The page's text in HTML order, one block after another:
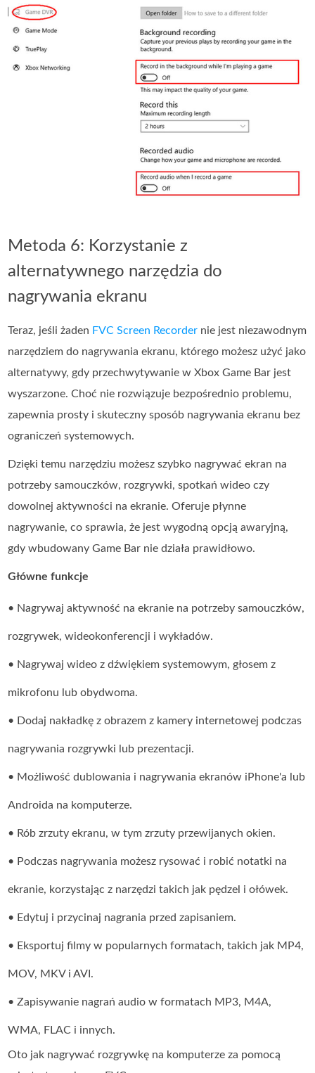
Metoda 6: Korzystanie z
alternatywnego narzędzia do
nagrywania ekranu
Teraz, jeśli żaden FVC Screen Recorder nie jest niezawodnym
narzędziem do nagrywania ekranu, którego możesz użyć jako
alternatywy, gdy przechwytywanie w Xbox Game Bar jest
wyszarzone. Choć nie rozwiązuje bezpośrednio problemu,
zapewnia prosty i skuteczny sposób nagrywania ekranu bez
ograniczeń systemowych.
Dzięki temu narzędziu możesz szybko nagrywać ekran na
potrzeby samouczków, rozgrywki, spotkań wideo czy
dowolnej aktywności na ekranie. Oferuje płynne
nagrywanie, co sprawia, że jest wygodną opcją awaryjną,
gdy wbudowany Game Bar nie działa prawidłowo.
Główne funkcje
• Nagrywaj aktywność na ekranie na potrzeby samouczków,
rozgrywek, wideokonferencji i wykładów.
• Nagrywaj wideo z dźwiękiem systemowym, głosem z
mikrofonu lub obydwoma.
• Dodaj nakładkę z obrazem z kamery internetowej podczas
nagrywania rozgrywki lub prezentacji.
• Możliwość dublowania i nagrywania ekranów iPhone'a lub
Androida na komputerze.
• Rób zrzuty ekranu, w tym zrzuty przewijanych okien.
• Podczas nagrywania możesz rysować i robić notatki na
ekranie, korzystając z narzędzi takich jak pędzel i ołówek.
• Edytuj i przycinaj nagrania przed zapisaniem.
• Eksportuj filmy w popularnych formatach, takich jak MP4,
MOV, MKV i AVI.
• Zapisywanie nagrań audio w formatach MP3, M4A,
WMA, FLAC i innych.
Oto jak nagrywać rozgrywkę na komputerze za pomocą